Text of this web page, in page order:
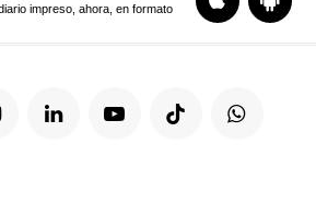
impreso, ahora, en formato